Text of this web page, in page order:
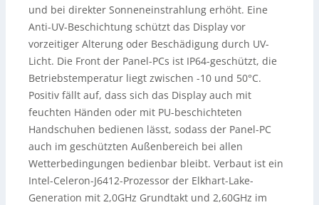
und bei direkter Sonneneinstrahlung erhöht. Eine
Anti-UV-Beschichtung schützt das Display vor
vorzeitiger Alterung oder Beschädigung durch UV-
Licht. Die Front der Panel-PCs ist IP64-geschützt, die
Betriebstemperatur liegt zwischen -10 und 50°C.
Positiv fällt auf, dass sich das Display auch mit
feuchten Händen oder mit PU-beschichteten
Handschuhen bedienen lässt, sodass der Panel-PC
auch im geschützten Außenbereich bei allen
Wetterbedingungen bedienbar bleibt. Verbaut ist ein
Intel-Celeron-J6412-Prozessor der Elkhart-Lake-
Generation mit 2,0GHz Grundtakt und 2,60GHz im